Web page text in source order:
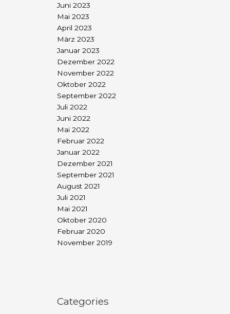
Juni 2023
Mai 2023
April 2023
März 2023
Januar 2023
Dezember 2022
November 2022
Oktober 2022
September 2022
Juli 2022
Juni 2022
Mai 2022
Februar 2022
Januar 2022
Dezember 2021
September 2021
August 2021
Juli 2021
Mai 2021
Oktober 2020
Februar 2020
November 2019
Categories